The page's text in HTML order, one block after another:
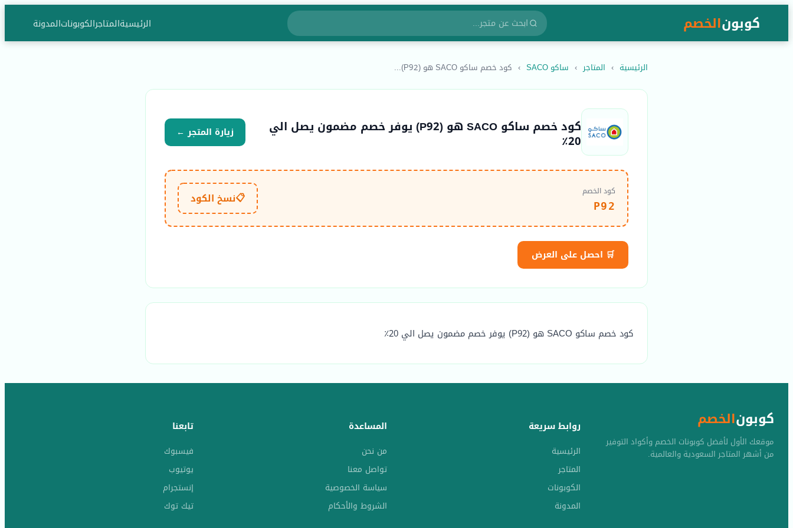
كوبونالخصم الرئيسيةالمتاجرالكوبوناتالمدونة
الرئيسية › المتاجر › ساكو SACO › كود خصم ساكو SACO هو (P92)...
كود خصم ساكو SACO هو (P92) يوفر خصم مضمون يصل الي
20٪ زيارة المتجر ←
كود الخصم
P92
📋نسخ الكود
🛒 احصل على العرض
كود خصم ساكو SACO هو (P92) يوفر خصم مضمون يصل الي 20٪
كوبونالخصم
موقعك الأول لأفضل كوبونات الخصم وأكواد التوفير
من أشهر المتاجر السعودية والعالمية.
روابط سريعة
الرئيسية
المتاجر
الكوبونات
المدونة
المساعدة
من نحن
تواصل معنا
سياسة الخصوصية
الشروط والأحكام
تابعنا
فيسبوك
يوتيوب
إنستجرام
تيك توك